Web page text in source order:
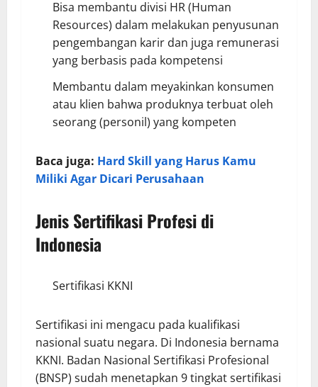
Bisa membantu divisi HR (Human
Resources) dalam melakukan penyusunan
pengembangan karir dan juga remunerasi
yang berbasis pada kompetensi
Membantu dalam meyakinkan konsumen
atau klien bahwa produknya terbuat oleh
seorang (personil) yang kompeten
Baca juga: Hard Skill yang Harus Kamu
Miliki Agar Dicari Perusahaan
Jenis Sertifikasi Profesi di
Indonesia
Sertifikasi KKNI
Sertifikasi ini mengacu pada kualifikasi
nasional suatu negara. Di Indonesia bernama
KKNI. Badan Nasional Sertifikasi Profesional
(BNSP) sudah menetapkan 9 tingkat sertifikasi